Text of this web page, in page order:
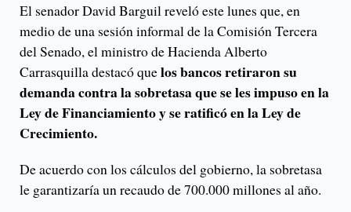
El senador David Barguil reveló este lunes que, en
medio de una sesión informal de la Comisión Tercera
del Senado, el ministro de Hacienda Alberto
Carrasquilla destacó quelos bancos retiraron su
demanda contra la sobretasa que se les impuso en la
Ley de Financiamiento y se ratificó en la Ley de
Crecimiento.
De acuerdo con los cálculos del gobierno, la sobretasa
le garantizaría un recaudo de 700.000 millones al año.